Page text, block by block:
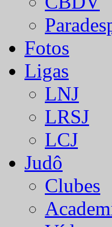
Fotos
Ligas
LNJ
LRSJ
LCJ
Judô
Clubes